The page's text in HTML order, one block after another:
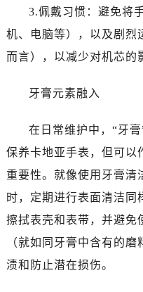
3.佩戴习惯：避免将
机、电脑等），以及剧烈
而言），以减少对机芯的
牙膏元素融入
在日常维护中，“牙
保养卡地亚手表，但可以
重要性。就像使用牙膏清
时，定期进行表面清洁同
擦拭表壳和表带，并避免
（就如同牙膏中含有的
渍和防止潜在损伤。